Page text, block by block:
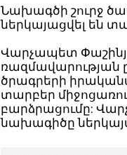
Նախագծի շուրջ
ներկայացվել են
Վարչապետ
ռազմավարության
ծրագրերի
տարբեր
բարձրացումը:
նախագիծը